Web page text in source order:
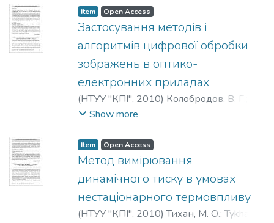
Наздравецкий, О. О.
Item Open Access
Застосування методів і
алгоритмів цифрової обробки
зображень в оптико-
електронних приладах
(НТУУ "КПІ", 2010) Колобродов, В. Г.
Харитоненко, К. В.
Харитоненко, Е. В.
Show more
Item Open Access
Метод вимірювання
динамічного тиску в умовах
нестаціонарного термовпливу
(НТУУ "КПІ", 2010)Тихан, М. О.;Tykhan,